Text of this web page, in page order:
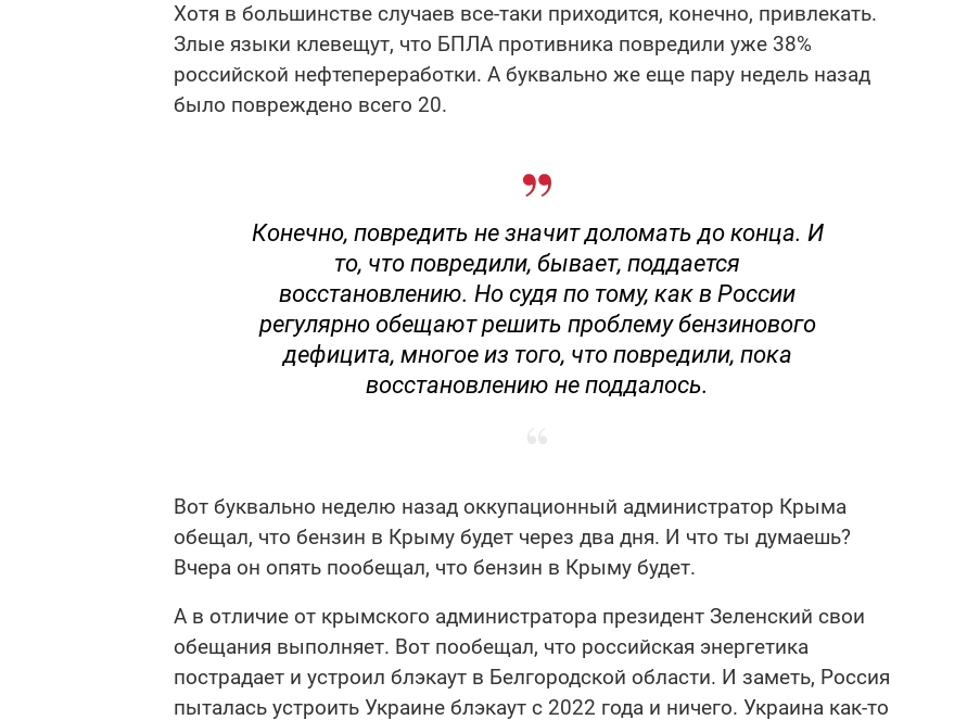
Хотя в большинстве случаев все-таки приходится, конечно, привлекать.
Злые языки клевещут, что БПЛА противника повредили уже 38%
российской нефтепереработки. А буквально же еще пару недель назад
было повреждено всего 20.
Конечно, повредить не значит доломать до конца. И
то, что повредили, бывает, поддается
восстановлению. Но судя по тому, как в России
регулярно обещают решить проблему бензинового
дефицита, многое из того, что повредили, пока
восстановлению не поддалось.
Вот буквально неделю назад оккупационный администратор Крыма
обещал, что бензин в Крыму будет через два дня. И что ты думаешь?
Вчера он опять пообещал, что бензин в Крыму будет.
А в отличие от крымского администратора президент Зеленский свои
обещания выполняет. Вот пообещал, что российская энергетика
пострадает и устроил блэкаут в Белгородской области. И заметь, Россия
пыталась устроить Украине блэкаут с 2022 года и ничего. Украина как-то